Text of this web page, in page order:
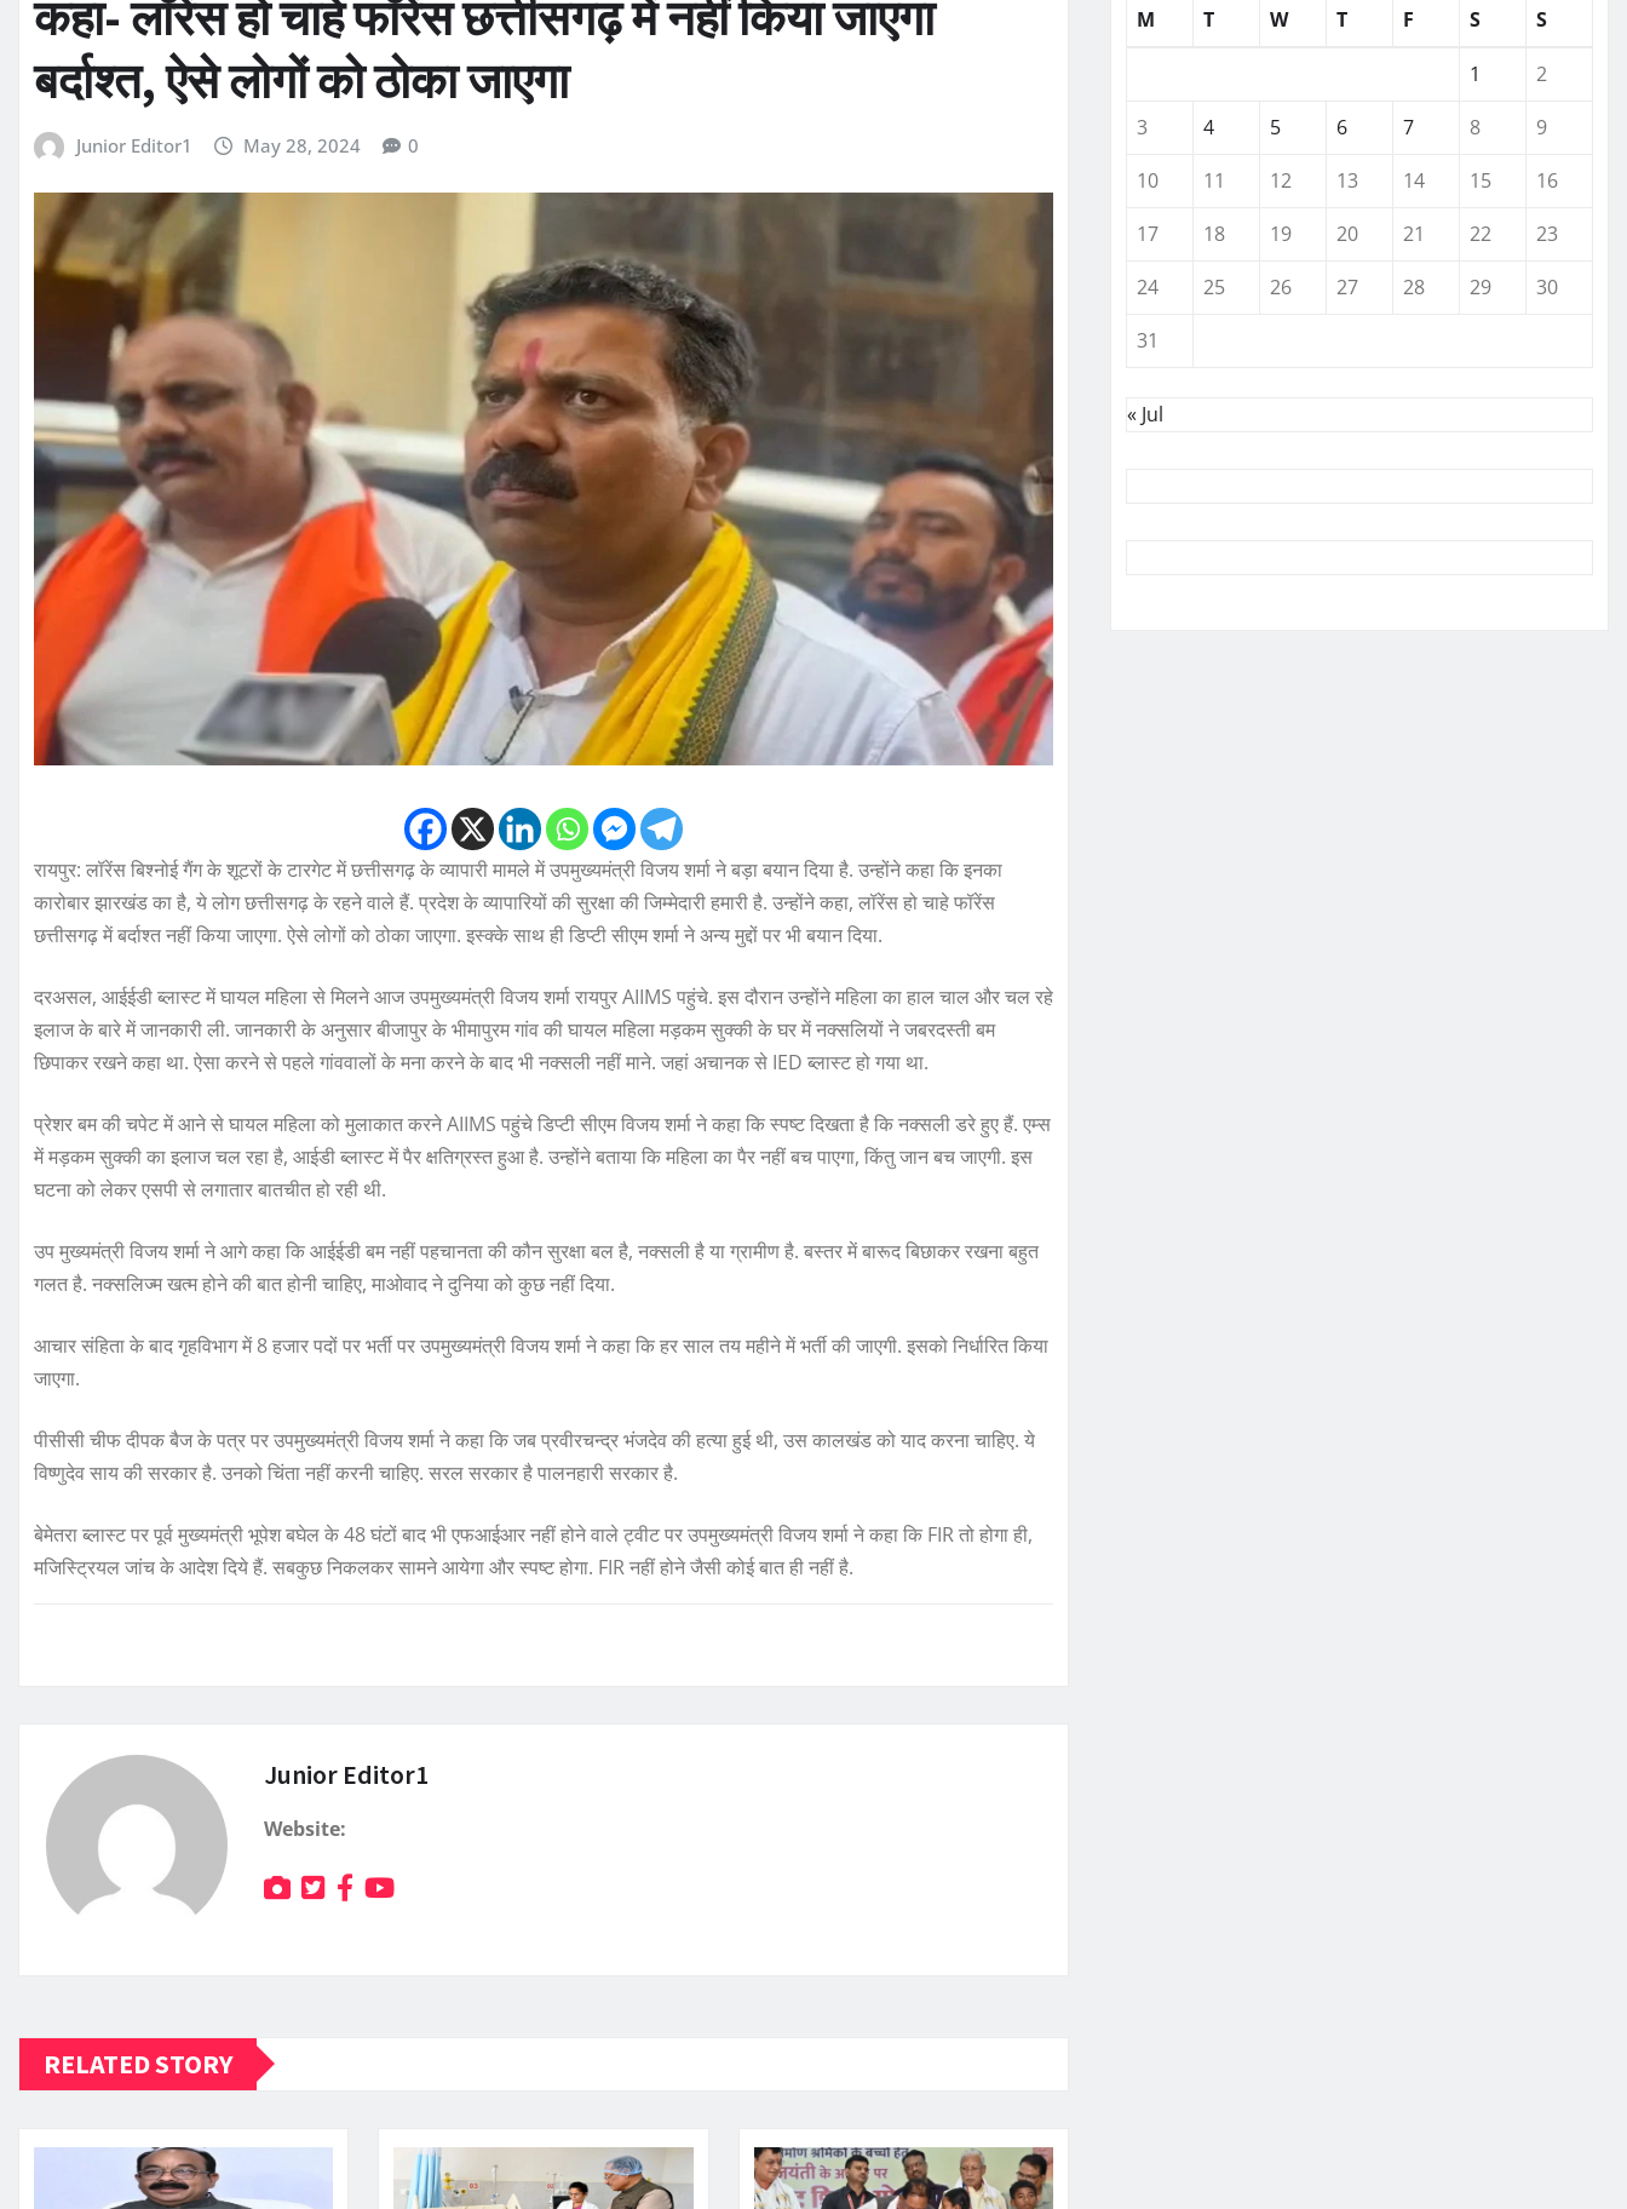
कहा- लॉरेंस हो चाहे फॉरेंस छत्तीसगढ़ में नहीं किया जाएगा
बर्दाश्त, ऐसे लोगों को ठोका जाएगा
Junior Editor1 May 28, 2024 0
रायपुर: लॉरेंस बिश्नोई गैंग के शूटरों के टारगेट में छत्तीसगढ़ के व्यापारी मामले में उपमुख्यमंत्री विजय शर्मा ने बड़ा बयान दिया है. उन्होंने कहा कि इनका
कारोबार झारखंड का है, ये लोग छत्तीसगढ़ के रहने वाले हैं. प्रदेश के व्यापारियों की सुरक्षा की जिम्मेदारी हमारी है. उन्होंने कहा, लॉरेंस हो चाहे फॉरेंस
छत्तीसगढ़ में बर्दाश्त नहीं किया जाएगा. ऐसे लोगों को ठोका जाएगा. इस्क्के साथ ही डिप्टी सीएम शर्मा ने अन्य मुद्दों पर भी बयान दिया.
दरअसल, आईईडी ब्लास्ट में घायल महिला से मिलने आज उपमुख्यमंत्री विजय शर्मा रायपुर AIIMS पहुंचे. इस दौरान उन्होंने महिला का हाल चाल और चल रहे
इलाज के बारे में जानकारी ली. जानकारी के अनुसार बीजापुर के भीमापुरम गांव की घायल महिला मड़कम सुक्की के घर में नक्सलियों ने जबरदस्ती बम
छिपाकर रखने कहा था. ऐसा करने से पहले गांववालों के मना करने के बाद भी नक्सली नहीं माने. जहां अचानक से IED ब्लास्ट हो गया था.
प्रेशर बम की चपेट में आने से घायल महिला को मुलाकात करने AIIMS पहुंचे डिप्टी सीएम विजय शर्मा ने कहा कि स्पष्ट दिखता है कि नक्सली डरे हुए हैं. एम्स
में मड़कम सुक्की का इलाज चल रहा है, आईडी ब्लास्ट में पैर क्षतिग्रस्त हुआ है. उन्होंने बताया कि महिला का पैर नहीं बच पाएगा, किंतु जान बच जाएगी. इस
घटना को लेकर एसपी से लगातार बातचीत हो रही थी.
उप मुख्यमंत्री विजय शर्मा ने आगे कहा कि आईईडी बम नहीं पहचानता की कौन सुरक्षा बल है, नक्सली है या ग्रामीण है. बस्तर में बारूद बिछाकर रखना बहुत
गलत है. नक्सलिज्म खत्म होने की बात होनी चाहिए, माओवाद ने दुनिया को कुछ नहीं दिया.
आचार संहिता के बाद गृहविभाग में 8 हजार पदों पर भर्ती पर उपमुख्यमंत्री विजय शर्मा ने कहा कि हर साल तय महीने में भर्ती की जाएगी. इसको निर्धारित किया
जाएगा.
पीसीसी चीफ दीपक बैज के पत्र पर उपमुख्यमंत्री विजय शर्मा ने कहा कि जब प्रवीरचन्द्र भंजदेव की हत्या हुई थी, उस कालखंड को याद करना चाहिए. ये
विष्णुदेव साय की सरकार है. उनको चिंता नहीं करनी चाहिए. सरल सरकार है पालनहारी सरकार है.
बेमेतरा ब्लास्ट पर पूर्व मुख्यमंत्री भूपेश बघेल के 48 घंटों बाद भी एफआईआर नहीं होने वाले ट्वीट पर उपमुख्यमंत्री विजय शर्मा ने कहा कि FIR तो होगा ही,
मजिस्ट्रियल जांच के आदेश दिये हैं. सबकुछ निकलकर सामने आयेगा और स्पष्ट होगा. FIR नहीं होने जैसी कोई बात ही नहीं है.
Junior Editor1
Website:
RELATED STORY
M
T W T F S S
1
2
3
4 5 6 7 8
9
10
11 12 13 14 15
16
17
18 19 20 21 22
23
24
25 26 27 28 29
30
31
« Jul